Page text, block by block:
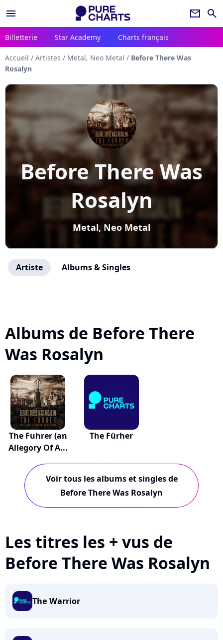
menu newsletter search
Billetterie Star Academy Charts français
Accueil / Artistes / Metal, Neo Metal / Before There Was
Rosalyn
Before There Was
Rosalyn
Metal, Neo Metal
Artiste Albums & Singles
Albums de Before There
Was Rosalyn
The Fuhrer (an
Allegory Of A...
The Fürher
Voir tous les albums et singles de
Before There Was Rosalyn
Les titres les + vus de
Before There Was Rosalyn
The Warrior